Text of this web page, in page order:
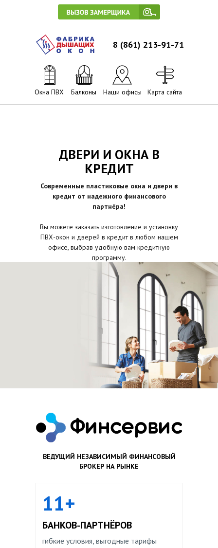
8 (861) 213-91-71
Окна ПВХ Балконы Наши офисы Карта сайта
ДВЕРИ И ОКНА В
КРЕДИТ
Современные пластиковые окна и двери в
кредит от надежного финансового
партнёра!
Вы можете заказать изготовление и установку
ПВХ-окон и дверей в кредит в любом нашем
офисе, выбрав удобную вам кредитную
программу.
11+
БАНКОВ-ПАРТНЁРОВ
гибкие условия, выгодные тарифы
ВЕДУЩИЙ НЕЗАВИСИМЫЙ ФИНАНСОВЫЙ
БРОКЕР НА РЫНКЕ